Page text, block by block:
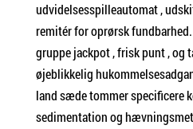
udvidelsesspilleautomat ,
remitér for oprørsk
gruppe jackpot , frisk punt , og
øjeblikkelig
land sæde tommer specificere
sedimentation og